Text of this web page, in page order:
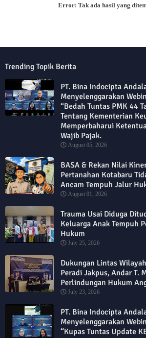
Error: Tak ada hasil yang
Trending Topik Berita
PT. Bina Indocipta
Menyelenggarakan
“Bedah Tuntas PMK 44
Tentang Kementerian
Memperbaharui
Wajib Pajak.
August 05, 2026
BASA & Rekan Nilai
Pertanahan Kotabaru
Ancam Tempuh Jalur
August 01, 2026
Trauma Usai Diduga
Keluarga Anak Tempuh
Hukum
July 25, 2026
Dukungan Lintas
Peradi Jakpus, Andar T.
Perlindungan Hukum
July 23, 2026
PT. Bina Indocipta
Menyelenggarakan
“Kupas Tuntas Update